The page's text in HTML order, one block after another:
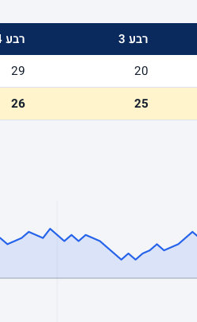
רבע 3 רבע 4
20
29
25
26